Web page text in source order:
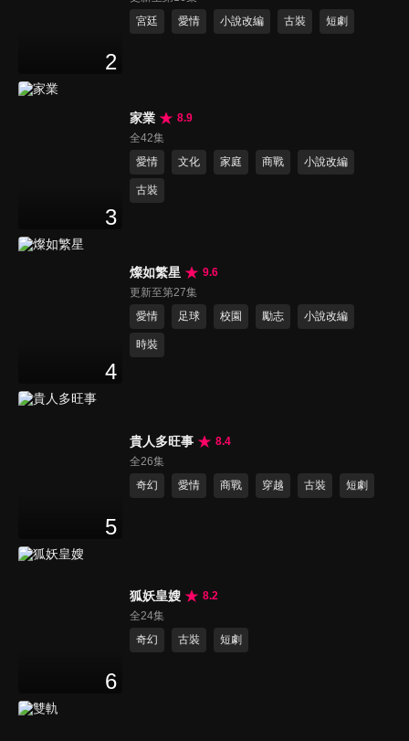
2
宮廷
愛情 小說改編 古裝 短劇
3
家業
8.9
全42集
愛情
文化 家庭 商戰 小說改編
古裝
4
燦如繁星
9.6
更新至第27集
愛情
足球 校園 勵志 小說改編
時裝
5
貴人多旺事
8.4
全26集
奇幻
愛情 商戰 穿越 古裝 短劇
6
狐妖皇嫂
8.2
全24集
奇幻
古裝 短劇